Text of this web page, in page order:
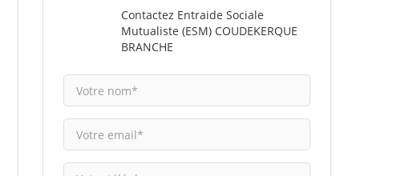
Contactez Entraide Sociale
Mutualiste (ESM) COUDEKERQUE
BRANCHE